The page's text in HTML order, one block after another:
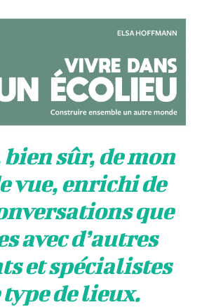
bien sûr, de mon
vue, enrichi de
que
avec d’autres
et spécialistes
type de lieux.